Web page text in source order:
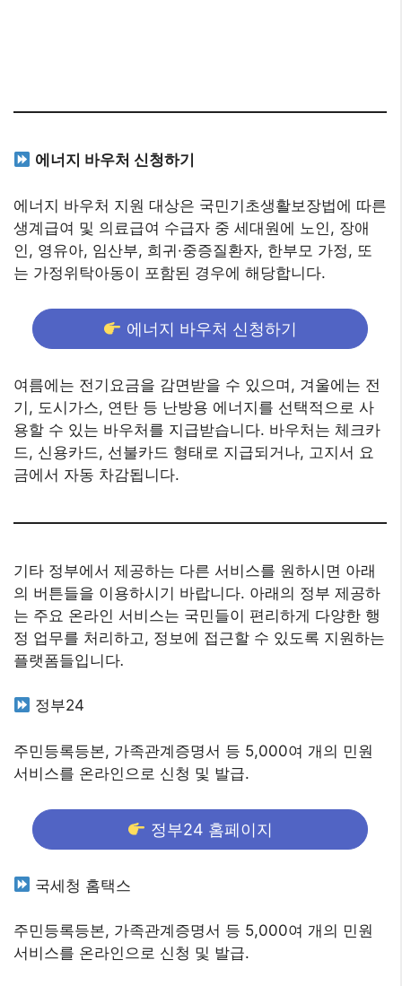
에너지 바우처 신청하기
에너지 바우처 지원 대상은 국민기초생활보장법에 따른
생계급여 및 의료급여 수급자 중 세대원에 노인, 장애
인, 영유아, 임산부, 희귀·중증질환자, 한부모 가정, 또
는 가정위탁아동이 포함된 경우에 해당합니다.
에너지 바우처 신청하기
여름에는 전기요금을 감면받을 수 있으며, 겨울에는 전
기, 도시가스, 연탄 등 난방용 에너지를 선택적으로 사
용할 수 있는 바우처를 지급받습니다. 바우처는 체크카
드, 신용카드, 선불카드 형태로 지급되거나, 고지서 요
금에서 자동 차감됩니다.
기타 정부에서 제공하는 다른 서비스를 원하시면 아래
의 버튼들을 이용하시기 바랍니다. 아래의 정부 제공하
는 주요 온라인 서비스는 국민들이 편리하게 다양한 행
정 업무를 처리하고, 정보에 접근할 수 있도록 지원하는
플랫폼들입니다.
정부24
주민등록등본, 가족관계증명서 등 5,000여 개의 민원
서비스를 온라인으로 신청 및 발급.
정부24 홈페이지
국세청 홈택스
주민등록등본, 가족관계증명서 등 5,000여 개의 민원
서비스를 온라인으로 신청 및 발급.